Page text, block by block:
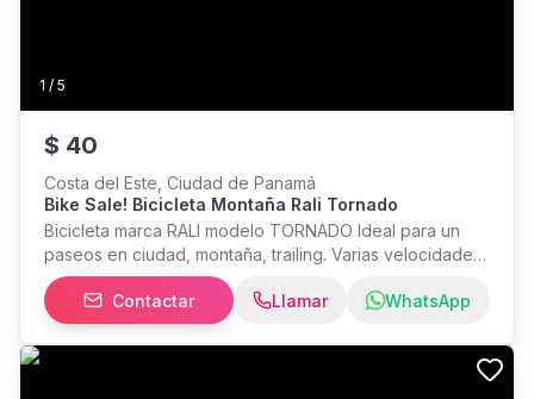
1 / 5
$ 40
Costa del Este, Ciudad de Panamá
Bike Sale! Bicicleta Montaña Rali Tornado
Bicicleta marca RALI modelo TORNADO Ideal para un
paseos en ciudad, montaña, trailing. Varias velocidades
con sistema de cambios. Perfecto estado.
Contactar
Llamar WhatsApp